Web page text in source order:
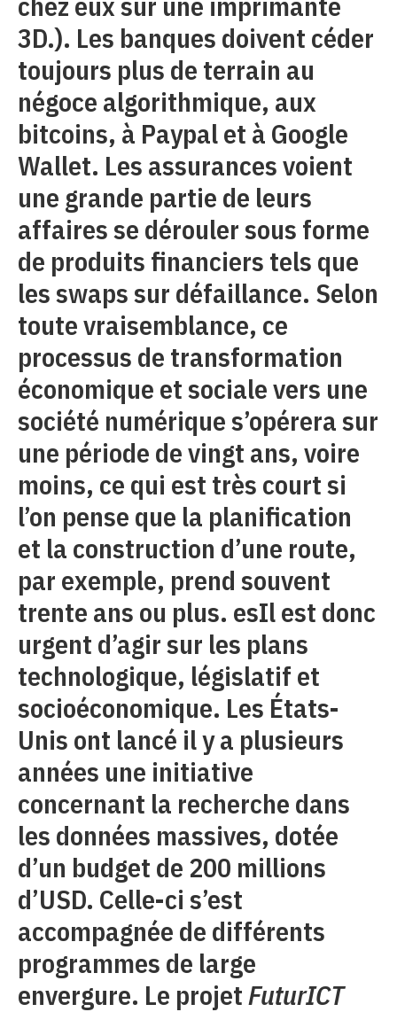
3D.). Les banques doivent céder
toujours plus de terrain au
négoce algorithmique, aux
bitcoins, à Paypal et à Google
Wallet. Les assurances voient
une grande partie de leurs
affaires se dérouler sous forme
de produits financiers tels que
les swaps sur défaillance. Selon
toute vraisemblance, ce
processus de transformation
économique et sociale vers une
société numérique s’opérera sur
une période de vingt ans, voire
moins, ce qui est très court si
l’on pense que la planification
et la construction d’une route,
par exemple, prend souvent
trente ans ou plus. esIl est donc
urgent d’agir sur les plans
technologique, législatif et
socioéconomique. Les États-
Unis ont lancé il y a plusieurs
années une initiative
concernant la recherche dans
les données massives, dotée
d’un budget de 200 millions
d’USD. Celle-ci s’est
accompagnée de différents
programmes de large
envergure. Le projetFuturICT